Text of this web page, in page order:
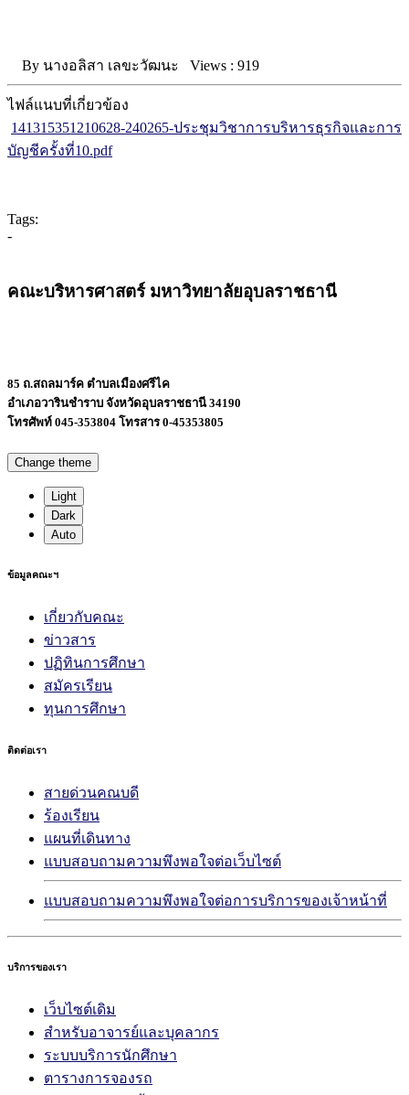
By นางอลิสา เลขะวัฒนะ Views : 919
ไฟล์แนบที่เกี่ยวข้อง
141315351210628-240265-ประชุมวิชาการบริหารธุรกิจและการ
บัญชีครั้งที่10.pdf
Tags:
-
คณะบริหารศาสตร์ มหาวิทยาลัยอุบลราชธานี
85 ถ.สถลมาร์ค ตำบลเมืองศรีไค
อำเภอวารินชำราบ จังหวัดอุบลราชธานี 34190
โทรศัพท์ 045-353804 โทรสาร 0-45353805
Change theme
Light
Dark
Auto
ข้อมูลคณะฯ
เกี่ยวกับคณะ
ข่าวสาร
ปฏิทินการศึกษา
สมัครเรียน
ทุนการศึกษา
ติดต่อเรา
สายด่วนคณบดี
ร้องเรียน
แผนที่เดินทาง
แบบสอบถามความพึงพอใจต่อเว็บไซต์
แบบสอบถามความพึงพอใจต่อการบริการของเจ้าหน้าที่
บริการของเรา
เว็บไซต์เดิม
สำหรับอาจารย์และบุคลากร
ระบบบริการนักศึกษา
ตารางการจองรถ